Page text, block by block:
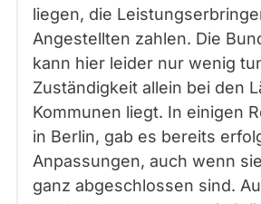
liegen, die
Angestellten zahlen. Die
kann hier leider nur wenig
Zuständigkeit allein bei den
Kommunen liegt. In einigen
in Berlin, gab es bereits
Anpassungen, auch wenn
ganz abgeschlossen sind.